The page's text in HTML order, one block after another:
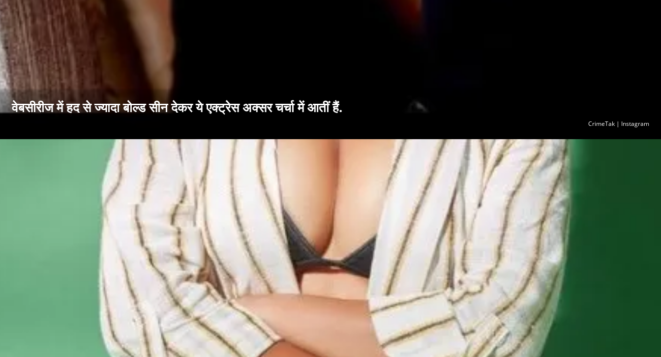
वेबसीरीज में हद से ज्यादा बोल्ड सीन देकर ये एक्ट्रेस अक्सर चर्चा में आतीं हैं.
CrimeTak | Instagram